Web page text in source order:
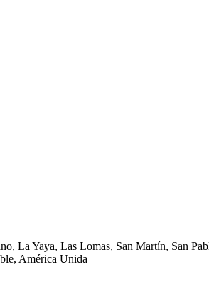
La Yaya, Las Lomas, San Martín, San
América Unida